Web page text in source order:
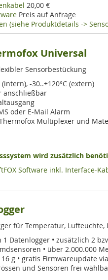
20,00 €
Preis auf Anfrage
(siehe Produktdetails ->
Universal
Sensorbestückung
-30..+120°C (extern)
anschließbar
oder E-Mail Alarm
Multiplexer und
wird zusätzlich
Software inkl. Interface-
für Temperatur,
Datenlogger • zusätzlich 2
• über 2.000.000
g • gratis Firmwareupdate via
und Sensoren frei